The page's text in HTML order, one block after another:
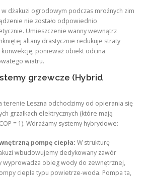
dżakuzi ogrodowym podczas mroźnych zim
nie zostało odpowiednio
Umieszczenie wanny wewnątrz
altany drastycznie redukuje straty
ponieważ obiekt odcina
wiatru.
grzewcze (Hybrid
terenie Leszna odchodzimy od opierania się
grzałkach elektrycznych (które mają
= 1). Wdrażamy systemy hybrydowe:
pompę ciepła: W strukturę
wbudowujemy dedykowany zawór
wyprowadza obieg wody do zewnętrznej,
ciepła typu powietrze-woda. Pompa ta,